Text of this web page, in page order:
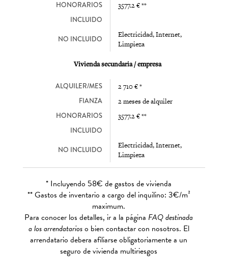
HONORARIOS 3577.2 € **
INCLUIDO
NO INCLUIDO
Electricidad, Internet,
Limpieza
Vivienda secundaria / empresa
ALQUILER/MES 2 710 € *
FIANZA 2 meses de alquiler
HONORARIOS 3577.2 € **
INCLUIDO
NO INCLUIDO
Electricidad, Internet,
Limpieza
* Incluyendo 58€ de gastos de vivienda
** Gastos de inventario a cargo del inquilino: 3€/m²
maximum.
Para conocer los detalles, ir a la página FAQ destinada
a los arrendatarioso bien contactar con nosotros. El
arrendatario debera afiliarse obligatoriamente a un
seguro de vivienda multiriesgos